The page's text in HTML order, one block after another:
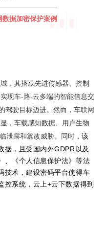
据加密保护案例
，其搭载先进传感器、控制
现车-路-云多端的智能信息交
驾驶目标迈进。然而，车联网
，车载感知数据、用户生物
泄露和篡改威胁。同时，该
据，且受国内外GDPR以及
、《个人信息保护法》等法
技术，建设密码平台使得车
控系统，云上+云下数据得到